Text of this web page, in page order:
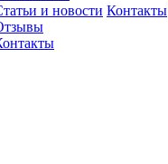
и новости Контакты